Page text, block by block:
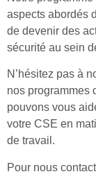
aspects abordés
de devenir des
sécurité au sein
N’hésitez pas à
nos programmes
pouvons vous
votre CSE en
de travail.
Pour nous